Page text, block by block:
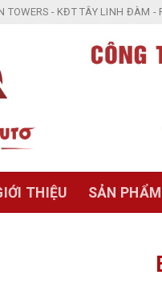
TOWERS - KĐT TÂY LINH ĐÀM -
THIỆU SẢN PHẨM